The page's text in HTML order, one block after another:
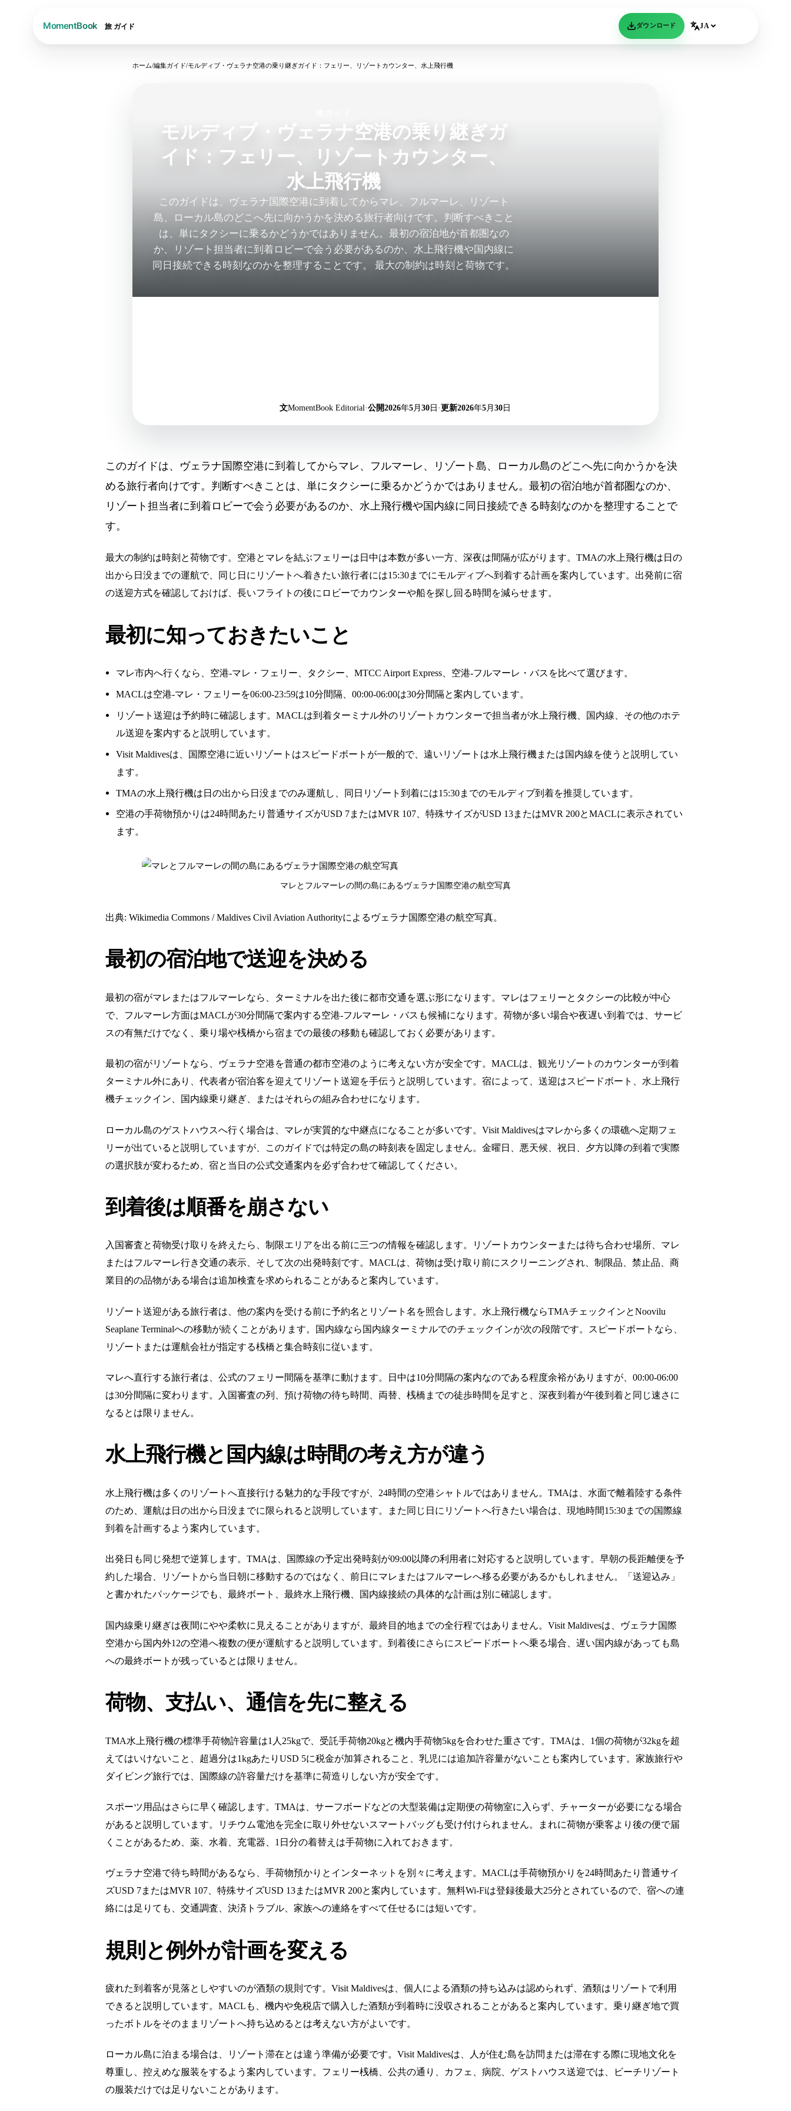
旅 ガイド ダウンロード JA
ホーム/編集ガイド/モルディブ・ヴェラナ空港の乗り継ぎガイド：フェリー、リゾートカウンター、水上飛行機
モルディブ・ヴェラナ空港の乗り継ぎガ
イド：フェリー、リゾートカウンター、
水上飛行機
このガイドは、ヴェラナ国際空港に到着してからマレ、フルマーレ、リゾート
島、ローカル島のどこへ先に向かうかを決める旅行者向けです。判断すべきこと
は、単にタクシーに乗るかどうかではありません。最初の宿泊地が首都圏なの
か、リゾート担当者に到着ロビーで会う必要があるのか、水上飛行機や国内線に
同日接続できる時刻なのかを整理することです。 最大の制約は時刻と荷物です。
文MomentBook Editorial·公開2026年5月30日·更新2026年5月30日
このガイドは、ヴェラナ国際空港に到着してからマレ、フルマーレ、リゾート島、ローカル島のどこへ先に向かうかを決
める旅行者向けです。判断すべきことは、単にタクシーに乗るかどうかではありません。最初の宿泊地が首都圏なのか、
リゾート担当者に到着ロビーで会う必要があるのか、水上飛行機や国内線に同日接続できる時刻なのかを整理することで
す。
最大の制約は時刻と荷物です。空港とマレを結ぶフェリーは日中は本数が多い一方、深夜は間隔が広がります。TMAの水上飛行機は日の
出から日没までの運航で、同じ日にリゾートへ着きたい旅行者には15:30までにモルディブへ到着する計画を案内しています。出発前に宿
の送迎方式を確認しておけば、長いフライトの後にロビーでカウンターや船を探し回る時間を減らせます。
最初に知っておきたいこと
マレ市内へ行くなら、空港-マレ・フェリー、タクシー、MTCC Airport Express、空港-フルマーレ・バスを比べて選びます。
MACLは空港-マレ・フェリーを06:00-23:59は10分間隔、00:00-06:00は30分間隔と案内しています。
リゾート送迎は予約時に確認します。MACLは到着ターミナル外のリゾートカウンターで担当者が水上飛行機、国内線、その他のホテ
ル送迎を案内すると説明しています。
Visit Maldivesは、国際空港に近いリゾートはスピードボートが一般的で、遠いリゾートは水上飛行機または国内線を使うと説明してい
ます。
TMAの水上飛行機は日の出から日没までのみ運航し、同日リゾート到着には15:30までのモルディブ到着を推奨しています。
空港の手荷物預かりは24時間あたり普通サイズがUSD 7またはMVR 107、特殊サイズがUSD 13またはMVR 200とMACLに表示されてい
ます。
マレとフルマーレの間の島にあるヴェラナ国際空港の航空写真
出典: Wikimedia Commons / Maldives Civil Aviation Authorityによるヴェラナ国際空港の航空写真。
最初の宿泊地で送迎を決める
最初の宿がマレまたはフルマーレなら、ターミナルを出た後に都市交通を選ぶ形になります。マレはフェリーとタクシーの比較が中心
で、フルマーレ方面はMACLが30分間隔で案内する空港-フルマーレ・バスも候補になります。荷物が多い場合や夜遅い到着では、サービ
スの有無だけでなく、乗り場や桟橋から宿までの最後の移動も確認しておく必要があります。
最初の宿がリゾートなら、ヴェラナ空港を普通の都市空港のように考えない方が安全です。MACLは、観光リゾートのカウンターが到着
ターミナル外にあり、代表者が宿泊客を迎えてリゾート送迎を手伝うと説明しています。宿によって、送迎はスピードボート、水上飛行
機チェックイン、国内線乗り継ぎ、またはそれらの組み合わせになります。
ローカル島のゲストハウスへ行く場合は、マレが実質的な中継点になることが多いです。Visit Maldivesはマレから多くの環礁へ定期フェ
リーが出ていると説明していますが、このガイドでは特定の島の時刻表を固定しません。金曜日、悪天候、祝日、夕方以降の到着で実際
の選択肢が変わるため、宿と当日の公式交通案内を必ず合わせて確認してください。
到着後は順番を崩さない
入国審査と荷物受け取りを終えたら、制限エリアを出る前に三つの情報を確認します。リゾートカウンターまたは待ち合わせ場所、マレ
またはフルマーレ行き交通の表示、そして次の出発時刻です。MACLは、荷物は受け取り前にスクリーニングされ、制限品、禁止品、商
業目的の品物がある場合は追加検査を求められることがあると案内しています。
リゾート送迎がある旅行者は、他の案内を受ける前に予約名とリゾート名を照合します。水上飛行機ならTMAチェックインとNoovilu
Seaplane Terminalへの移動が続くことがあります。国内線なら国内線ターミナルでのチェックインが次の段階です。スピードボートなら、
リゾートまたは運航会社が指定する桟橋と集合時刻に従います。
マレへ直行する旅行者は、公式のフェリー間隔を基準に動けます。日中は10分間隔の案内なのである程度余裕がありますが、00:00-06:00
は30分間隔に変わります。入国審査の列、預け荷物の待ち時間、両替、桟橋までの徒歩時間を足すと、深夜到着が午後到着と同じ速さに
なるとは限りません。
水上飛行機と国内線は時間の考え方が違う
水上飛行機は多くのリゾートへ直接行ける魅力的な手段ですが、24時間の空港シャトルではありません。TMAは、水面で離着陸する条件
のため、運航は日の出から日没までに限られると説明しています。また同じ日にリゾートへ行きたい場合は、現地時間15:30までの国際線
到着を計画するよう案内しています。
出発日も同じ発想で逆算します。TMAは、国際線の予定出発時刻が09:00以降の利用者に対応すると説明しています。早朝の長距離便を予
約した場合、リゾートから当日朝に移動するのではなく、前日にマレまたはフルマーレへ移る必要があるかもしれません。「送迎込み」
と書かれたパッケージでも、最終ボート、最終水上飛行機、国内線接続の具体的な計画は別に確認します。
国内線乗り継ぎは夜間にやや柔軟に見えることがありますが、最終目的地までの全行程ではありません。Visit Maldivesは、ヴェラナ国際
空港から国内外12の空港へ複数の便が運航すると説明しています。到着後にさらにスピードボートへ乗る場合、遅い国内線があっても島
への最終ボートが残っているとは限りません。
荷物、支払い、通信を先に整える
TMA水上飛行機の標準手荷物許容量は1人25kgで、受託手荷物20kgと機内手荷物5kgを合わせた重さです。TMAは、1個の荷物が32kgを超
えてはいけないこと、超過分は1kgあたりUSD 5に税金が加算されること、乳児には追加許容量がないことも案内しています。家族旅行や
ダイビング旅行では、国際線の許容量だけを基準に荷造りしない方が安全です。
スポーツ用品はさらに早く確認します。TMAは、サーフボードなどの大型装備は定期便の荷物室に入らず、チャーターが必要になる場合
があると説明しています。リチウム電池を完全に取り外せないスマートバッグも受け付けられません。まれに荷物が乗客より後の便で届
くことがあるため、薬、水着、充電器、1日分の着替えは手荷物に入れておきます。
ヴェラナ空港で待ち時間があるなら、手荷物預かりとインターネットを別々に考えます。MACLは手荷物預かりを24時間あたり普通サイ
ズUSD 7またはMVR 107、特殊サイズUSD 13またはMVR 200と案内しています。無料Wi-Fiは登録後最大25分とされているので、宿への連
絡には足りても、交通調査、決済トラブル、家族への連絡をすべて任せるには短いです。
規則と例外が計画を変える
疲れた到着客が見落としやすいのが酒類の規則です。Visit Maldivesは、個人による酒類の持ち込みは認められず、酒類はリゾートで利用
できると説明しています。MACLも、機内や免税店で購入した酒類が到着時に没収されることがあると案内しています。乗り継ぎ地で買
ったボトルをそのままリゾートへ持ち込めるとは考えない方がよいです。
ローカル島に泊まる場合は、リゾート滞在とは違う準備が必要です。Visit Maldivesは、人が住む島を訪問または滞在する際に現地文化を
尊重し、控えめな服装をするよう案内しています。フェリー桟橋、公共の通り、カフェ、病院、ゲストハウス送迎では、ビーチリゾート
の服装だけでは足りないことがあります。